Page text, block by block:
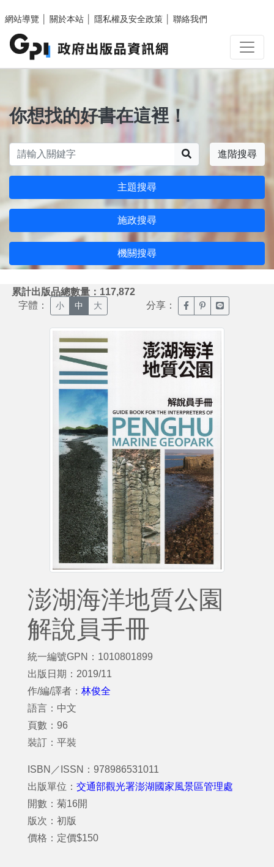
網站導覽
關於本站 隱私權及安全政策 聯絡我們
你想找的好書在這裡！
進階搜尋
主題搜尋
施政搜尋
機關搜尋
累計出版品總數量：117,872
字體： 小 中 大 分享： 臉書分享(另開新視窗)
噗浪分享(另開新
Line分享(另
澎湖海洋地質公園
解說員手冊
統一編號GPN：1010801899
出版日期：2019/11
作/編/譯者： 林俊全
語言：中文
頁數：96
裝訂：平裝
ISBN／ISSN：978986531011
出版單位： 交通部觀光署澎湖國家風景區管理處
開數：菊16開
版次：初版
價格：定價$150